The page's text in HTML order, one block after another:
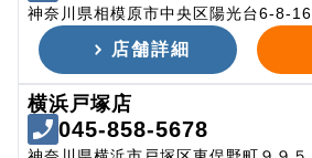
神奈川県相模原市中央区陽光台6-8-16
店舗詳細
横浜戸塚店
045-858-5678